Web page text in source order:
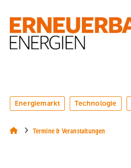
Hauptinhalt
Hauptmenü
SiteSearch
Energiemarkt Technologie
Termine & Veranstaltungen